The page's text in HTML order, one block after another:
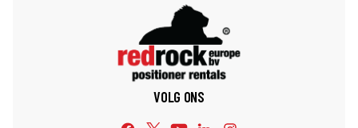
VOLG ONS